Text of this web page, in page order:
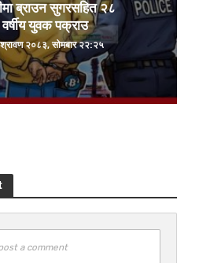
ब्राउन सुगरसहित २८
वर्षीय युवक पक्राउ
२०८३, सोमबार २२:२५
a comment